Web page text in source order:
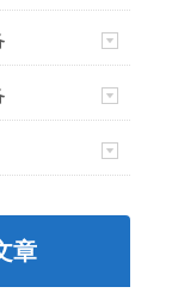
章